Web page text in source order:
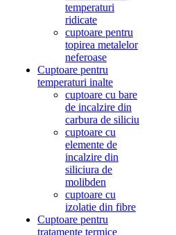
temperaturi
ridicate
cuptoare pentru
topirea metalelor
neferoase
Cuptoare pentru
temperaturi inalte
cuptoare cu bare
de incalzire din
carbura de siliciu
cuptoare cu
elemente de
incalzire din
siliciura de
molibden
cuptoare cu
izolatie din fibre
Cuptoare pentru
tratamente termice